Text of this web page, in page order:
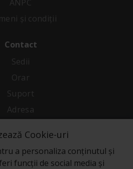
ANPC
și condiții
Contact
Sedii
Orar
Suport
Adresa
te cu noi
Cookie-uri
a personaliza conținutul și
funcții de social media și